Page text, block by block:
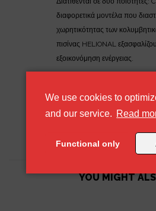
We use cookies to
and our service. Read
Functional only
διαφορετικά μοντέλα που
χωρητικότητας των
πισίνας HELIONAL
εξοικονόμηση ενέργειας.
Εάν επιθυμείτε να μάθετε
πισίνας παρακαλώ πατήστε
YOU MIGHT